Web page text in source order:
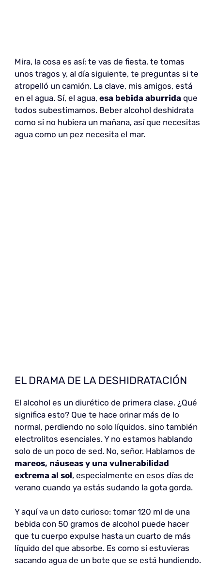
Mira, la cosa es así: te vas de fiesta, te tomas
unos tragos y, al día siguiente, te preguntas si te
atropelló un camión. La clave, mis amigos, está
en el agua. Sí, el agua, esa bebida aburrida que
todos subestimamos. Beber alcohol deshidrata
como si no hubiera un mañana, así que necesitas
agua como un pez necesita el mar.
EL DRAMA DE LA DESHIDRATACIÓN
El alcohol es un diurético de primera clase. ¿Qué
significa esto? Que te hace orinar más de lo
normal, perdiendo no solo líquidos, sino también
electrolitos esenciales. Y no estamos hablando
solo de un poco de sed. No, señor. Hablamos de
mareos, náuseas y una vulnerabilidad
extrema al sol, especialmente en esos días de
verano cuando ya estás sudando la gota gorda.
Y aquí va un dato curioso: tomar 120 ml de una
bebida con 50 gramos de alcohol puede hacer
que tu cuerpo expulse hasta un cuarto de más
líquido del que absorbe. Es como si estuvieras
sacando agua de un bote que se está hundiendo.